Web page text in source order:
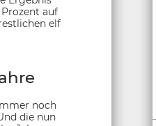
auf
elf
noch
die nun